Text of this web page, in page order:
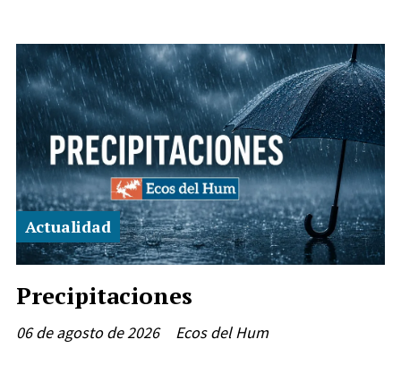
Precipitaciones
Ecos del Hum
Actualidad
06 de agosto de 2026